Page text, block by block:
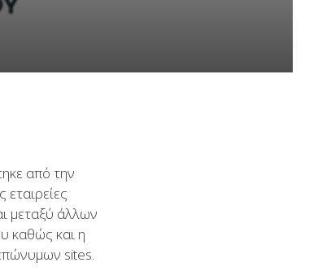
από την
εταιρείες
μεταξύ άλλων
καθώς και η
sites.